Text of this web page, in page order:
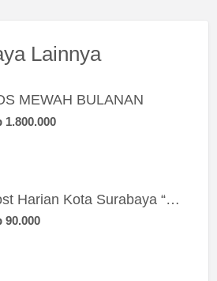
Lainnya
MEWAH BULANAN
1.800.000
Kost Harian Kota Surabaya “Sierra Kost”
90.000